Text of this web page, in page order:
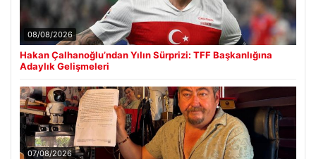
08/08/2026
Hakan Çalhanoğlu’ndan Yılın Sürprizi: TFF Başkanlığına
Adaylık Gelişmeleri
07/08/2026